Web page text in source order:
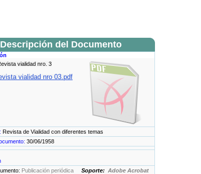
Descripción del Documento
vialidad nro. 3
vialidad nro 03.pdf
Revista de Vialidad con diferentes temas
30/06/1958
Publicación periódica Soporte: Adobe Acrobat